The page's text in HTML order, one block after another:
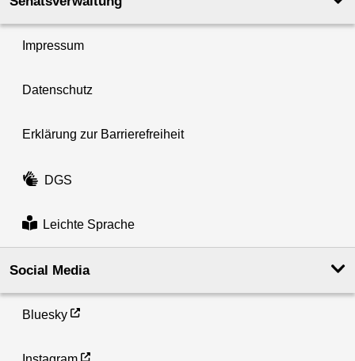
Impressum
Datenschutz
Erklärung zur Barrierefreiheit
DGS
Leichte Sprache
Social Media
Bluesky